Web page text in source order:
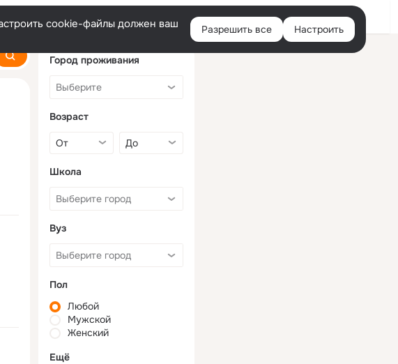
Войти
cookie-файлы должен ваш
Разрешить все Настроить
Город проживания
Возраст
Школа
Вуз
Пол
Любой
Мужской
Женский
Ещё